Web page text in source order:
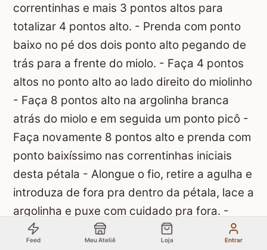
correntinhas e mais 3 pontos altos para
totalizar 4 pontos alto. - Prenda com ponto
baixo no pé dos dois ponto alto pegando de
trás para a frente do miolo. - Faça 4 pontos
altos no ponto alto ao lado direito do miolinho
- Faça 8 pontos alto na argolinha branca
atrás do miolo e em seguida um ponto picô -
Faça novamente 8 pontos alto e prenda com
ponto baixíssimo nas correntinhas iniciais
desta pétala - Alongue o fio, retire a agulha e
introduza de fora pra dentro da pétala, lace a
argolinha e puxe com cuidado pra fora. -
Prenda com ponto baixo entre uma pétala e
Feed Meu Ateliê Loja Entrar